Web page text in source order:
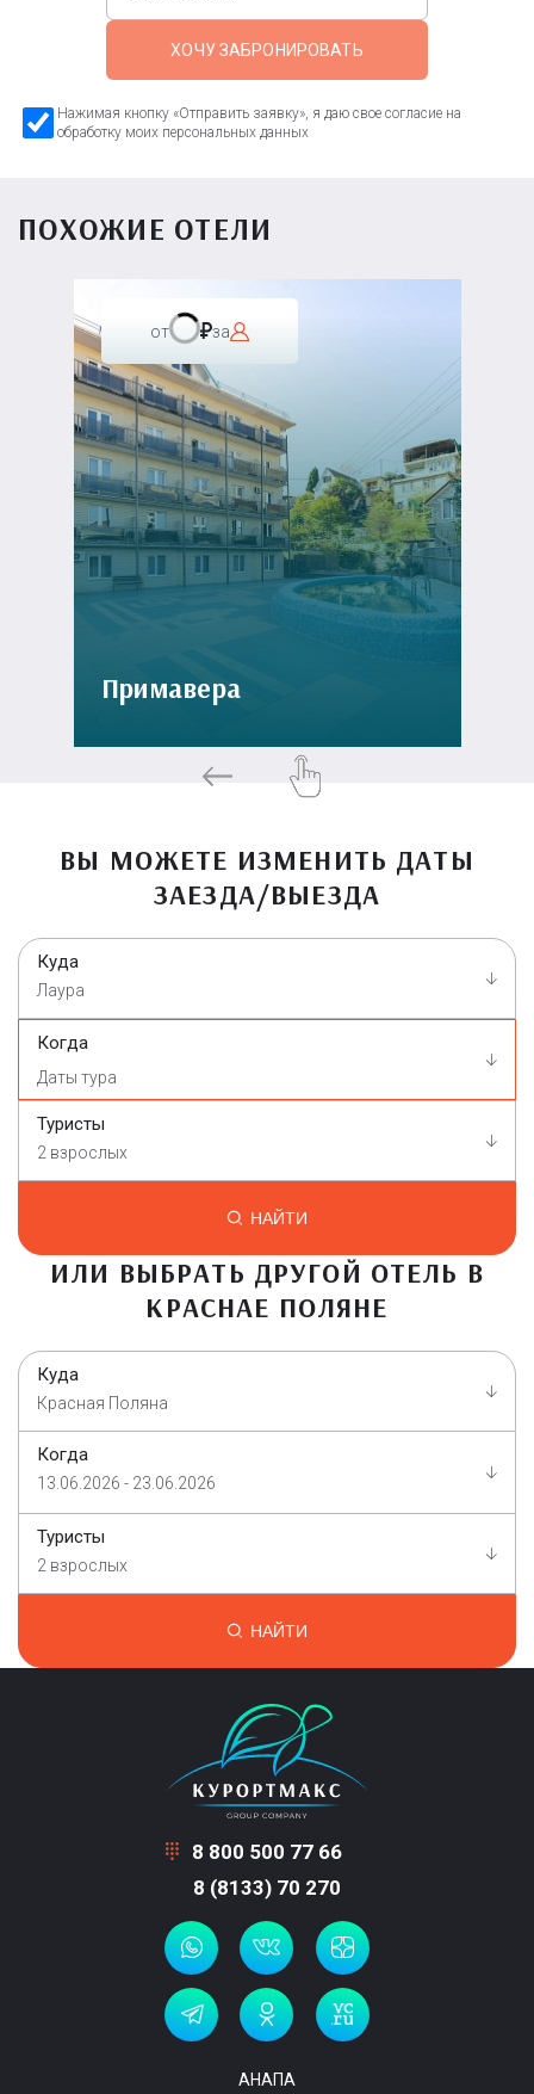
ХОЧУ ЗАБРОНИРОВАТЬ
Нажимая кнопку «Отправить заявку», я даю свое согласие на
обработку моих персональных данных
ПОХОЖИЕ ОТЕЛИ
от за
Примавера
ВЫ МОЖЕТЕ ИЗМЕНИТЬ ДАТЫ
ЗАЕЗДА/ВЫЕЗДА
Куда
Лаура
Когда
Туристы
2 взрослых
НАЙТИ
ИЛИ ВЫБРАТЬ ДРУГОЙ ОТЕЛЬ В
КРАСНАЕ ПОЛЯНЕ
Куда
Красная Поляна
Когда
13.06.2026 - 23.06.2026
Туристы
2 взрослых
НАЙТИ
8 800 500 77 66
8 (8133) 70 270
АНАПА